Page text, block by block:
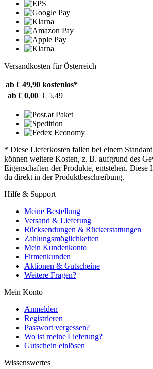
Versandkosten für Österreich
ab € 49,90 kostenlos*
ab € 0,00 € 5,49
* Diese Lieferkosten fallen bei einem
können weitere Kosten, z. B. aufgrund des
Eigenschaften der Produkte, entstehen. Diese
du direkt in der Produktbeschreibung.
Hilfe & Support
Meine Bestellung
Versand & Lieferung
Rücksendungen & Rückerstattungen
Zahlungsmöglichkeiten
Mein Kundenkonto
Firmenkunden
Aktionen & Gutscheine
Weitere Fragen?
Mein Konto
Anmelden
Registrieren
Passwort vergessen?
Wo ist meine Lieferung?
Gutschein einlösen
Wissenswertes